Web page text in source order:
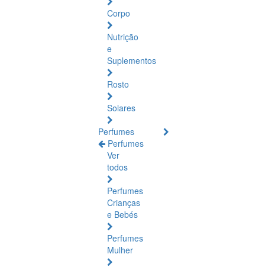
Corpo
Nutrição
e
Suplementos
Rosto
Solares
Perfumes
Perfumes
Ver
todos
Perfumes
Crianças
e Bebés
Perfumes
Mulher